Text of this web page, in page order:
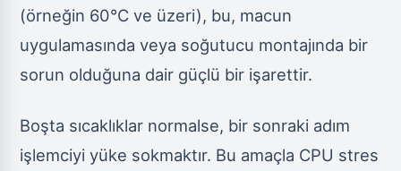
(örneğin 60°C ve üzeri), bu, macun
uygulamasında veya soğutucu montajında bir
sorun olduğuna dair güçlü bir işarettir.
Boşta sıcaklıklar normalse, bir sonraki adım
işlemciyi yüke sokmaktır. Bu amaçla CPU stres